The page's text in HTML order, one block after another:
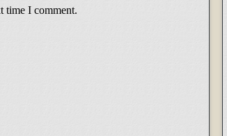
time I comment.